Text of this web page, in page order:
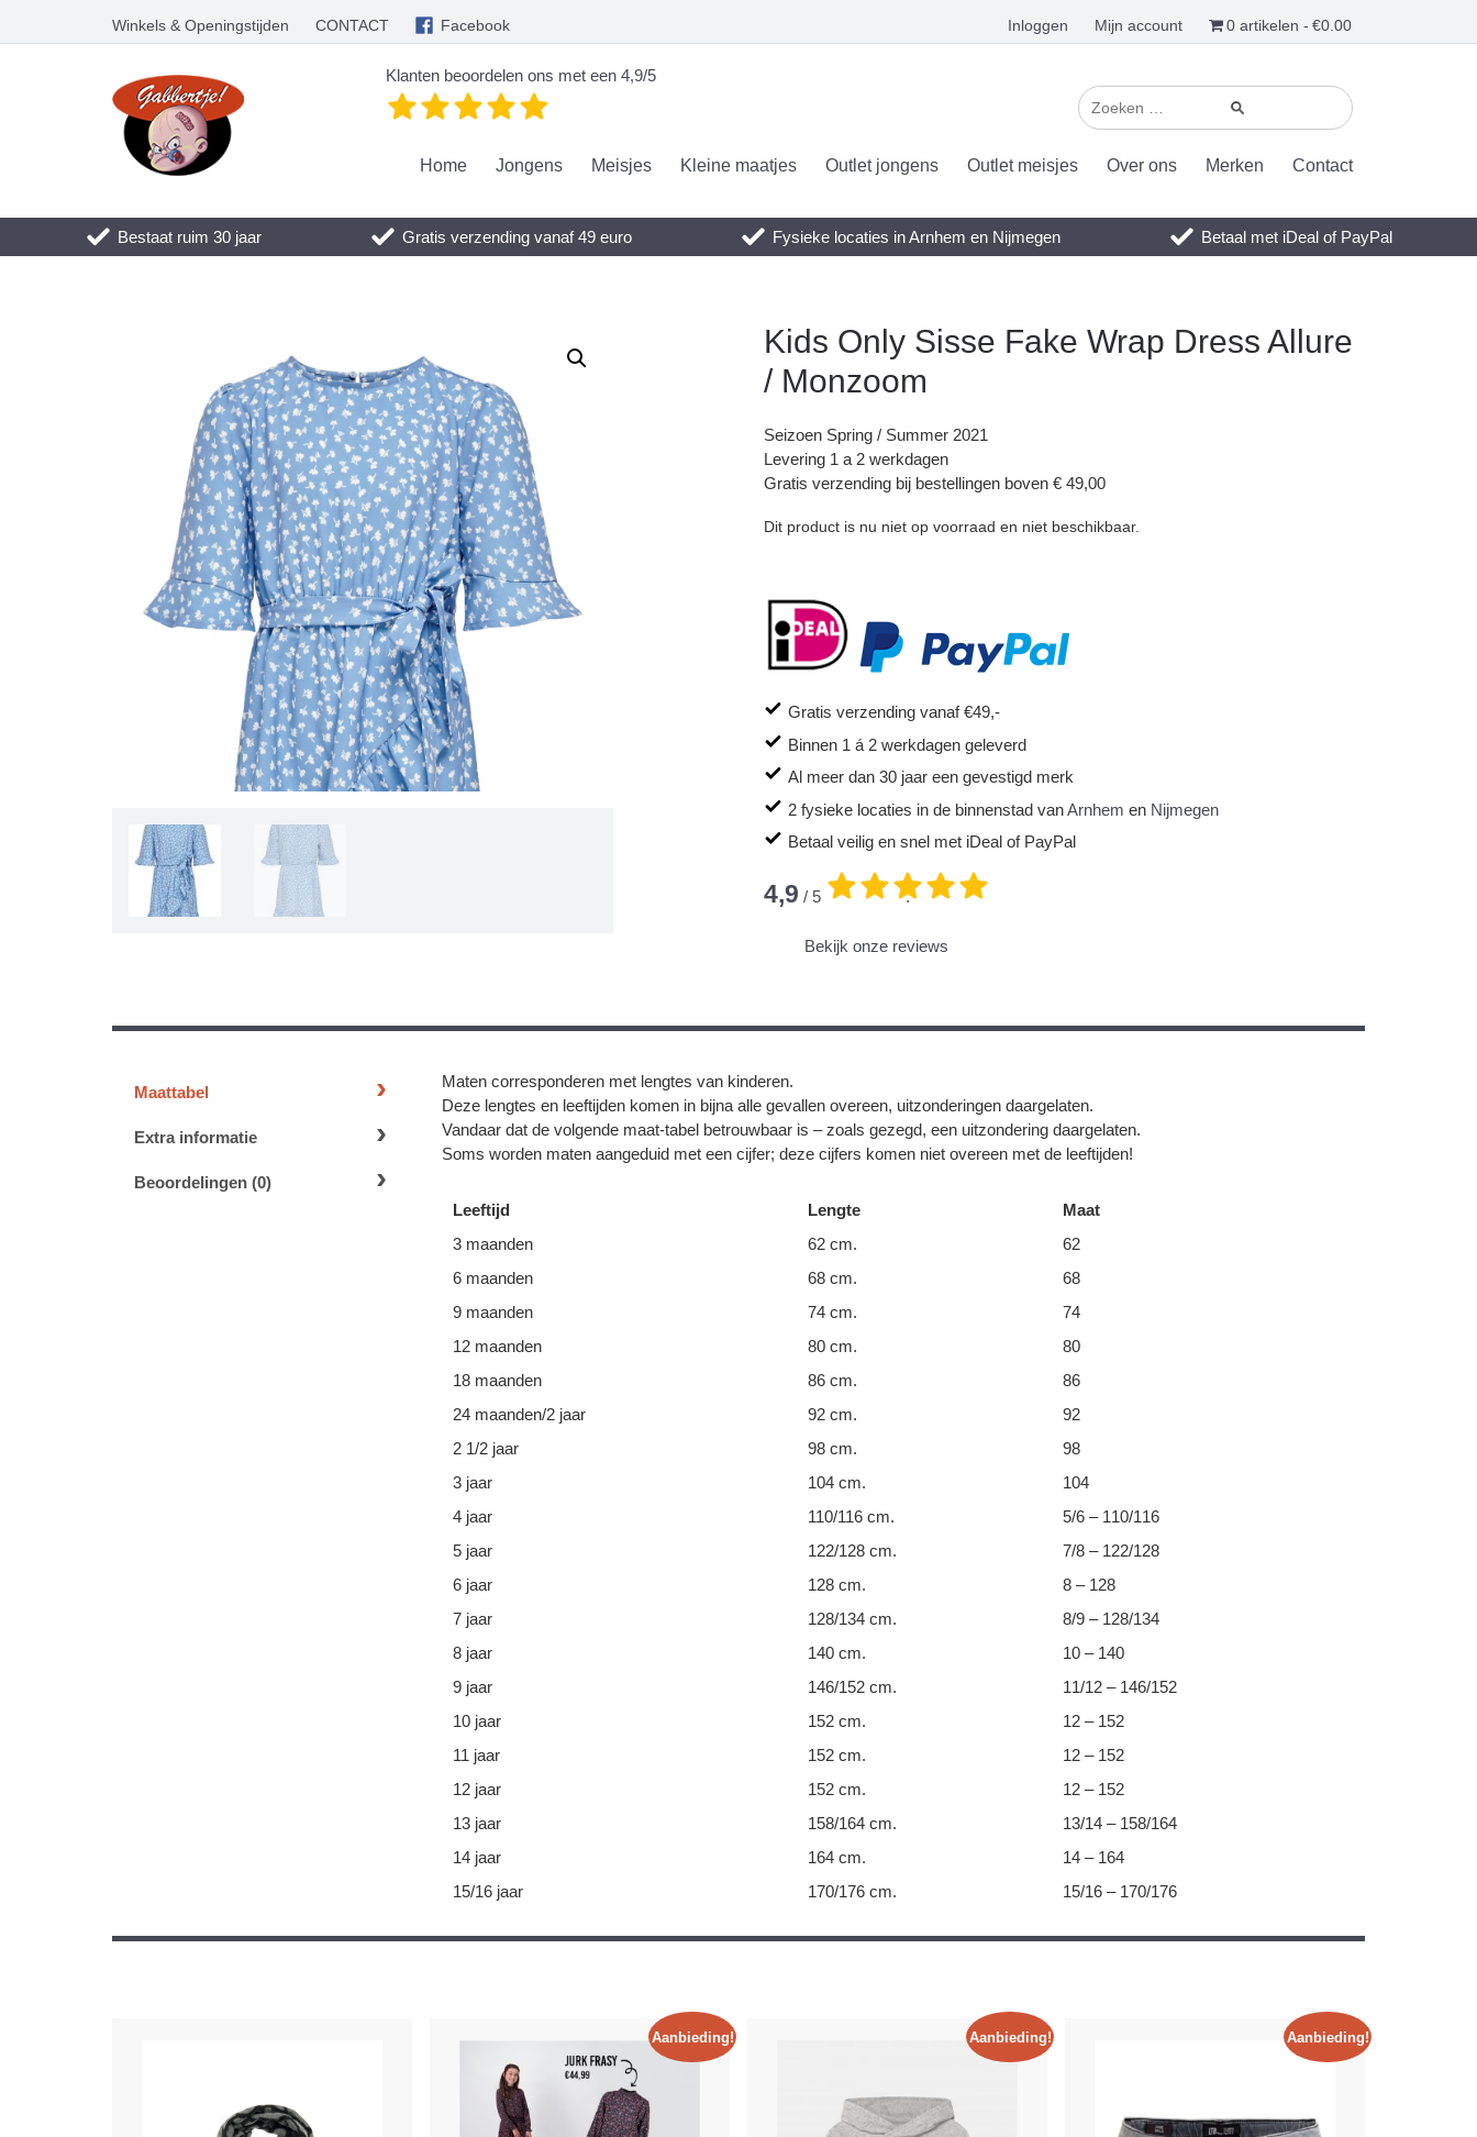
Winkels & Openingstijden CONTACT Facebook Inloggen Mijn account 0 artikelen €0.00
Klanten beoordelen ons met een 4,9/5
Home Jongens Meisjes Kleine maatjes Outlet jongens Outlet meisjes Over ons Merken Contact
Bestaat ruim 30 jaar Gratis verzending vanaf 49 euro Fysieke locaties in Arnhem en Nijmegen Betaal met iDeal of PayPal
Kids Only Sisse Fake Wrap Dress Allure
/ Monzoom
Seizoen Spring / Summer 2021
Levering 1 a 2 werkdagen
Gratis verzending bij bestellingen boven € 49,00
Dit product is nu niet op voorraad en niet beschikbaar.
Gratis verzending vanaf €49,-
Binnen 1 á 2 werkdagen geleverd
Al meer dan 30 jaar een gevestigd merk
2 fysieke locaties in de binnenstad vanArnhem en Nijmegen
Betaal veilig en snel met iDeal of PayPal
4,9 / 5 .
Bekijk onze reviews
Maattabel
Extra informatie
Beoordelingen (0)
Maten corresponderen met lengtes van kinderen.
Deze lengtes en leeftijden komen in bijna alle gevallen overeen, uitzonderingen daargelaten.
Vandaar dat de volgende maat-tabel betrouwbaar is – zoals gezegd, een uitzondering daargelaten.
Soms worden maten aangeduid met een cijfer; deze cijfers komen niet overeen met de leeftijden!
Leeftijd Lengte
Maat
3 maanden
62 cm.
62
6 maanden
68 cm.
68
9 maanden
74 cm.
74
12 maanden
80 cm.
80
18 maanden
86 cm.
86
24 maanden/2 jaar
92 cm.
92
2 1/2 jaar
98 cm.
98
3 jaar
104 cm.
104
4 jaar
110/116 cm.
5/6 – 110/116
5 jaar
122/128 cm.
7/8 – 122/128
6 jaar
128 cm.
8 – 128
7 jaar
128/134 cm.
8/9 – 128/134
8 jaar
140 cm.
10 – 140
9 jaar
146/152 cm.
11/12 – 146/152
10 jaar
152 cm.
12 – 152
11 jaar
152 cm.
12 – 152
12 jaar
152 cm.
12 – 152
13 jaar
158/164 cm.
13/14 – 158/164
14 jaar
164 cm.
14 – 164
15/16 jaar
170/176 cm. 15/16 – 170/176
Aanbieding! Aanbieding! Aanbieding!